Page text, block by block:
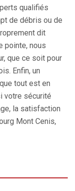
qualifiés
de débris ou de
dit
pointe, nous
que ce soit pour
Enfin, un
tout est en
votre sécurité
la satisfaction
Mont Cenis,